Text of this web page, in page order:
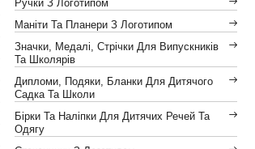
Ручки З Логотипом
Маніти Та Планери З Логотипом
Значки, Медалі, Стрічки Для Випускників
Та Школярів
Дипломи, Подяки, Бланки Для Дитячого
Садка Та Школи
Бірки Та Наліпки Для Дитячих Речей Та
Одягу